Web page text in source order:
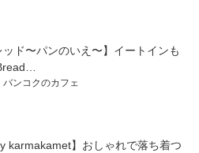
ッド〜パンのいえ〜】イートインも
バンコクのカフェ
karmakamet】おしゃれで落ち着つ